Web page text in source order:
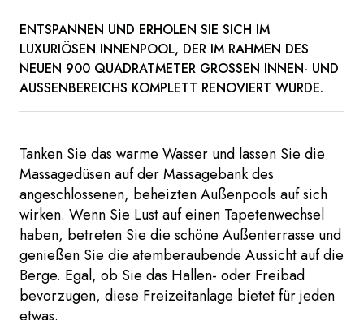
ENTSPANNEN UND ERHOLEN SIE SICH IM
LUXURIÖSEN INNENPOOL, DER IM RAHMEN DES
NEUEN 900 QUADRATMETER GROSSEN INNEN- UND A
USSENBEREICHS KOMPLETT RENOVIERT WURDE.
Tanken Sie das warme Wasser und lassen Sie die
Massagedüsen auf der Massagebank des
angeschlossenen, beheizten Außenpools auf sich
wirken. Wenn Sie Lust auf einen Tapetenwechsel
haben, betreten Sie die schöne Außenterrasse und
genießen Sie die atemberaubende Aussicht auf die
Berge. Egal, ob Sie das Hallen- oder Freibad
bevorzugen, diese Freizeitanlage bietet für jeden